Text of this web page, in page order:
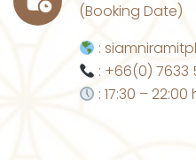
(Booking Date)
:
: +66(0) 7633
: 17:30 –